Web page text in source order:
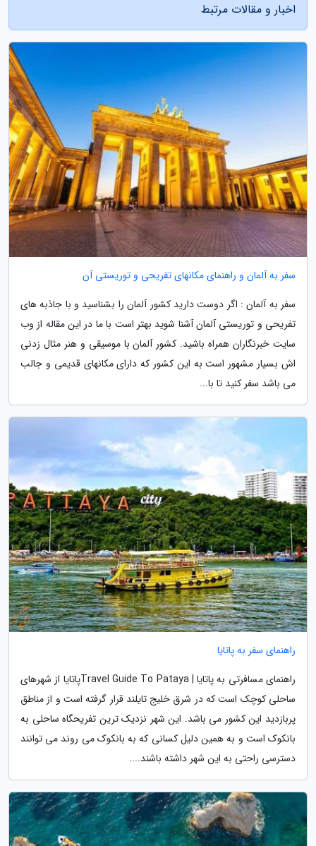
اخبار و مقالات مرتبط
سفر به آلمان و راهنمای مکانهای تفریحی و توریستی آن
سفر به آلمان : اگر دوست دارید کشور آلمان را بشناسید و با جاذبه های
تفریحی و توریستی آلمان آشنا شوید بهتر است با ما در این مقاله از وب
سایت خبرنگاران همراه باشید. کشور آلمان با موسیقی و هنر مثال زدنی
اش بسیار مشهور است به این کشور که دارای مکانهای قدیمی و جالب
می باشد سفر کنید تا با...
راهنمای سفر به پاتایا
راهنمای مسافرتی به پاتایا | Travel Guide To Patayaپاتایا از شهرهای
ساحلی کوچک است که در شرق خلیج تایلند قرار گرفته است و از مناطق
پربازدید این کشور می باشد. این شهر نزدیک ترین تفریحگاه ساحلی به
بانکوک است و به همین دلیل کسانی که به بانکوک می روند می توانند
دسترسی راحتی به این شهر داشته باشند....